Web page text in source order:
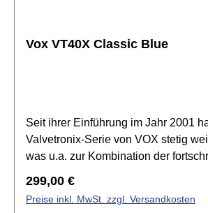
Vox VT40X Classic Blue
Seit ihrer Einführung im Jahr 2001
Valvetronix-Serie von VOX stetig
was u.a. zur Kombination der
Schaltung geführt hat, mit der das
Röhrenverstärkers perfekt
Regulärer Preis:
299,00 €
Preise inkl. MwSt. zzgl. Versandkosten